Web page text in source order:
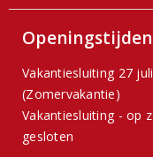
Openingstijden
Vakantiesluiting 27
(Zomervakantie)
Vakantiesluiting - op
gesloten